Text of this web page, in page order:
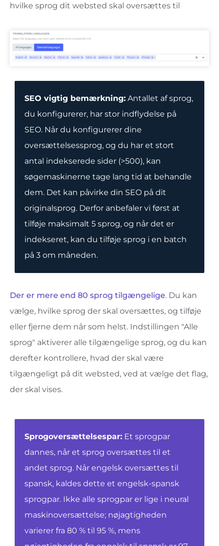
hvilke sprog dit websted skal oversættes til
SEO vigtig bemærkning: Antallet af sprog,
du konfigurerer, har stor indflydelse på
SEO. Når du konfigurerer dine
oversættelsessprog, og du har et stort
antal indekserede sider (>500), kan
søgemaskinerne tage lang tid at behandle
dem. Det kan påvirke din SEO på dit
originalsprog. Derfor anbefaler vi først at
tilføje maksimalt 5 sprog, og når det er
indekseret, kan du tilføje sprog i en batch
på 3 om måneden.
Der er mere end 80 sprog tilgængelige. Du kan
vælge, hvilke sprog der skal oversættes, og tilføje
eller fjerne dem når som helst. Indstillingen "Alle
sprog" aktiverer alle tilgængelige sprog, og du kan
derefter kontrollere, hvad der skal være
tilgængeligt på dit websted, ved at vælge det flag,
der skal vises.
Sprogoversættelsespar: Et sprogpar
dannes, når et sprog oversættes til et
andet sprog. Når engelsk oversættes til
spansk, kaldes dette et engelsk-spansk
sprogpar. Ikke alle sprogpar er lige i neural
maskinoversættelse; nøjagtigheden
varierer fra 80 % til 95 %, mens